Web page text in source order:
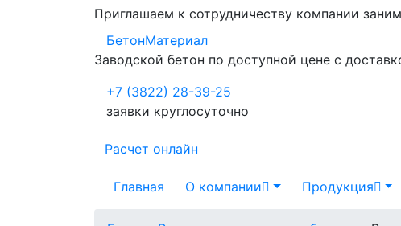
Приглашаем к сотрудничеству компании
БетонМатериал
Заводской бетон по доступной цене с
+7 (3822) 28-39-25
заявки круглосуточно
Расчет онлайн
Главная О компании Продукция